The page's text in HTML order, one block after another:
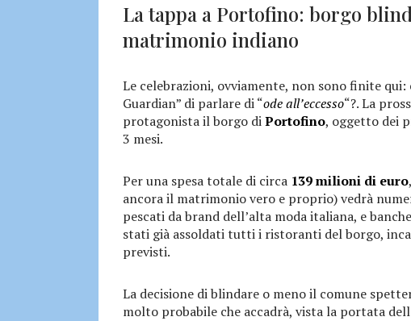
La tappa a Portofino: borgo
matrimonio indiano
Le celebrazioni, ovviamente, non sono finite
Guardian” di parlare di “ode all’eccesso“?. La
protagonista il borgo diPortofino, oggetto dei
3 mesi.
Per una spesa totale di circa 139 milioni di euro
ancora il matrimonio vero e proprio) vedrà
pescati da brand dell’alta moda italiana, e
stati già assoldati tutti i ristoranti del borgo,
previsti.
La decisione di blindare o meno il comune
molto probabile che accadrà, vista la portata